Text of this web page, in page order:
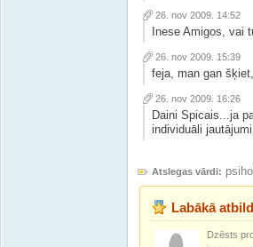
26. nov 2009. 14:52
Inese Amigos,
26. nov 2009. 15:39
feja, man gan
26. nov 2009. 16:26
Daini Spicais...ja
individuāli
Atslegas vārdi:
Labākā
Dzēsts